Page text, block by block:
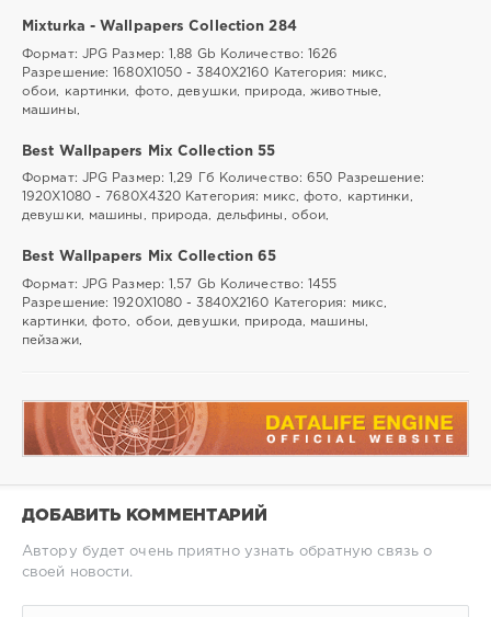
Mixturka - Wallpapers Collection 284
Формат: JPG Размер: 1,88 Gb Количество: 1626
Разрешение: 1680Х1050 - 3840Х2160 Категория: микс,
обои, картинки, фото, девушки, природа, животные,
машины,
Best Wallpapers Mix Collection 55
Формат: JPG Размер: 1,29 Гб Количество: 650 Разрешение:
1920Х1080 - 7680Х4320 Категория: микс, фото, картинки,
девушки, машины, природа, дельфины, обои,
Best Wallpapers Mix Collection 65
Формат: JPG Размер: 1,57 Gb Количество: 1455
Разрешение: 1920Х1080 - 3840Х2160 Категория: микс,
картинки, фото, обои, девушки, природа, машины,
пейзажи,
ДОБАВИТЬ КОММЕНТАРИЙ
Автору будет очень приятно узнать обратную связь о
своей новости.